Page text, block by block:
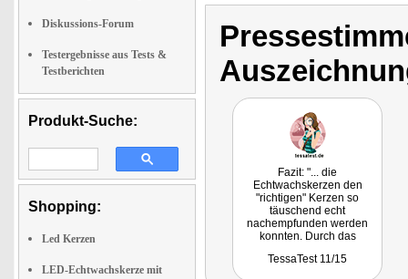
Diskussions-Forum
Testergebnisse aus Tests &
Testberichten
Produkt-Suche:
Shopping:
Led Kerzen
LED-Echtwachskerze mit
Fazit: "... die
Echtwachskerzen den
"richtigen" Kerzen so
täuschend echt
nachempfunden werden
konnten. Durch das
unterscheiden sie sich beim
TessaTest 11/15